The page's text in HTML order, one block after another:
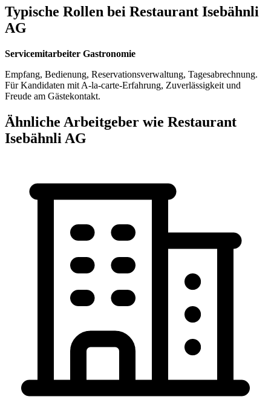
Typische Rollen bei Restaurant Isebähnli
AG
Servicemitarbeiter Gastronomie
Empfang, Bedienung, Reservationsverwaltung, Tagesabrechnung.
Für Kandidaten mit A‑la‑carte‑Erfahrung, Zuverlässigkeit und
Freude am Gästekontakt.
Ähnliche Arbeitgeber wie Restaurant
Isebähnli AG